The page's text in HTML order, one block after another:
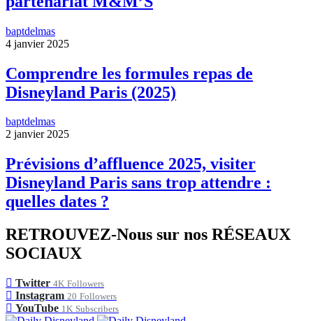
baptdelmas
4 janvier 2025
Comprendre les formules repas de
Disneyland Paris (2025)
baptdelmas
2 janvier 2025
Prévisions d’affluence 2025, visiter
Disneyland Paris sans trop attendre :
quelles dates ?
RETROUVEZ-Nous sur nos RÉSEAUX
SOCIAUX
Twitter 4K Followers
Instagram 20 Followers
YouTube 1K Subscribers